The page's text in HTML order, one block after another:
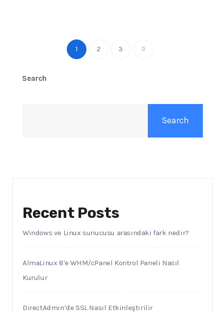
1 2 3
Search
Search
Recent Posts
Windows ve Linux sunucusu arasındaki fark nedir?
AlmaLinux 8’e WHM/cPanel Kontrol Paneli Nasıl
Kurulur
DirectAdmin’de SSL Nasıl Etkinleştirilir